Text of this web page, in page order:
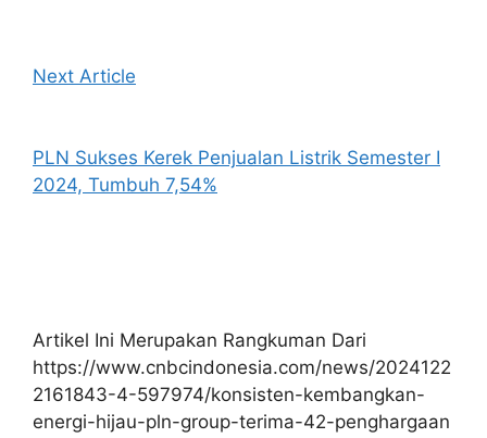
Next Article
PLN Sukses Kerek Penjualan Listrik Semester I
2024, Tumbuh 7,54%
Artikel Ini Merupakan Rangkuman Dari
https://www.cnbcindonesia.com/news/2024122
2161843-4-597974/konsisten-kembangkan-
energi-hijau-pln-group-terima-42-penghargaan